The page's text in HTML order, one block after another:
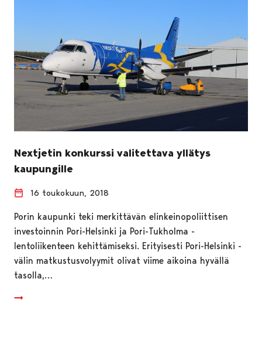
Nextjetin konkurssi valitettava yllätys
kaupungille
16 toukokuun, 2018
Porin kaupunki teki merkittävän elinkeinopoliittisen
investoinnin Pori-Helsinki ja Pori-Tukholma -
lentoliikenteen kehittämiseksi. Erityisesti Pori-Helsinki -
välin matkustusvolyymit olivat viime aikoina hyvällä
tasolla,…